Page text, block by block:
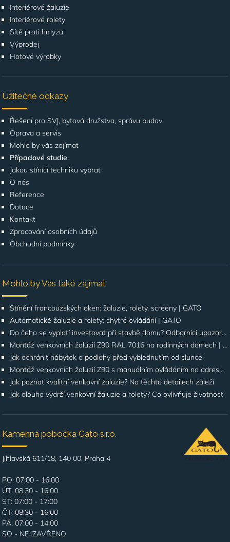
Interiérové žaluzie
Interiérové rolety
Sítě proti hmyzu
Výprodej
Hotové výrobky
Užitečné odkazy
Řešení pro SVJ, bytová družstva, správu budov
Oprava a servis
Mohlo by vás zajímat
Případové studie
Jakou stínící techniku vybrat
O nás
Reference
Dotace
Kontakt
Zpracování osobních údajů
Obchodní podmínky
Mohlo by Vás také zajímat
Stínění francouzských oken: žaluzie, rolety, screeny | GATO
Automatické žaluzie a rolety: chytré ovládání | GATO
Do čeho se vyplatí investovat při stavbě domu? Odborníci upozorňují na stínění oken
Montáž venkovních žaluzií Z90 RAL 7016 na rodinných domech | Případová studie
Jak ochránit nábytek a podlahy před vyblednutím od slunce
Montáž venkovních žaluzií Z90 s manuálním ovládáním na adrese Štúrova, Praha 4
Jak poznat kvalitní venkovní žaluzie? Na těchto detailech záleží
Jak dlouho vydrží venkovní žaluzie a rolety? Co ovlivňuje životnost
Kamenná pobočka Gato s.r.o.
Jihlavská 611/18, 140 00, Praha 4
PO: 07:00 - 16:00
ÚT: 08:30 - 16:00
ST: 07:00 - 17:00
ČT: 08:30 - 16:00
PÁ: 07:00 - 14:00
SO - NE: ZAVŘENO